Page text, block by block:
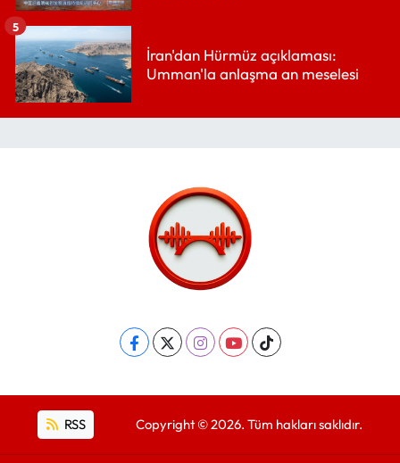
İran'dan Hürmüz açıklaması:
Umman'la anlaşma an meselesi
5
RSS Copyright © 2026. Tüm hakları saklıdır.